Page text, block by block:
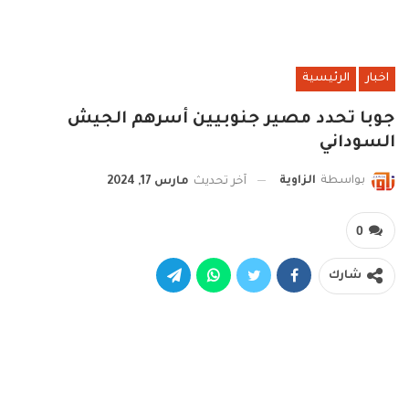
اخبار الرئيسية
جوبا تحدد مصير جنوبيين أسرهم الجيش
السوداني
بواسطة الزاوية آخر تحديث مارس 17, 2024
0
شارك